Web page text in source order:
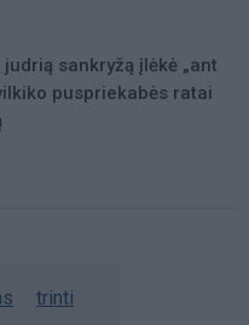
judrią sankryžą įlėkė „ant
puspriekabės ratai
trinti